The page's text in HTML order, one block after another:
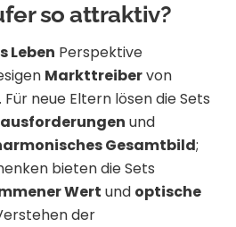
so attraktiv?
Leben Perspektive
Markttreibervon
. Für neue Eltern lösen die Sets
und
Gesamtbild;
bieten die Sets
Wert und optische
der